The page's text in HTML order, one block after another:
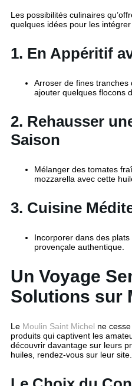
Les possibilités culinaires
quelques idées pour les
1. En Appéritif
Arroser de fines tranches
ajouter quelques flocons
2. Rehausser
Saison
Mélanger des tomates
mozzarella avec cette
3. Cuisine
Incorporer dans des plats
provençale authentique.
Un Voyage
Solutions sur
Le Moulin Saint Michel ne
produits qui captivent les
découvrir davantage sur leurs
huiles, rendez-vous sur leur site.